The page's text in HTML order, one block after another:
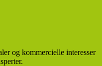
og kommercielle interesser